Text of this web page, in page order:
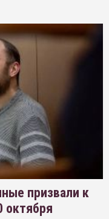
призвали к
октября